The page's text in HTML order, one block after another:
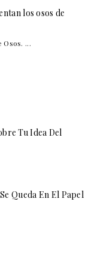
los osos de
...
Tu Idea Del
Queda En El Papel